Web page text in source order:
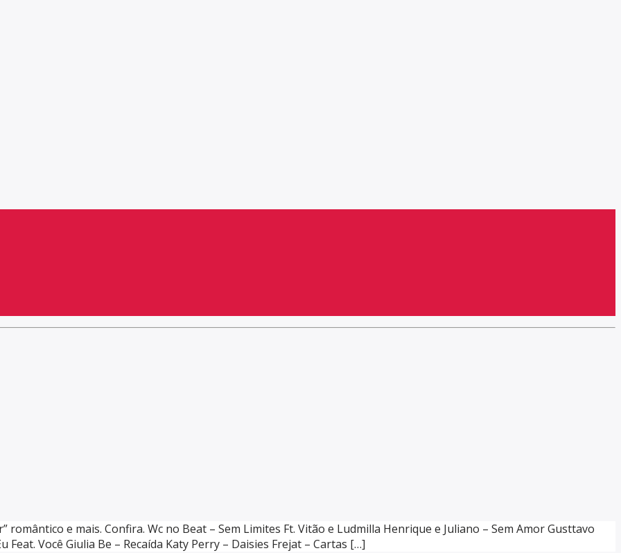
romântico e mais. Confira. Wc no Beat – Sem Limites Ft. Vitão e Ludmilla Henrique e Juliano – Sem Amor Gusttavo
Feat. Você Giulia Be – Recaída Katy Perry – Daisies Frejat – Cartas […]